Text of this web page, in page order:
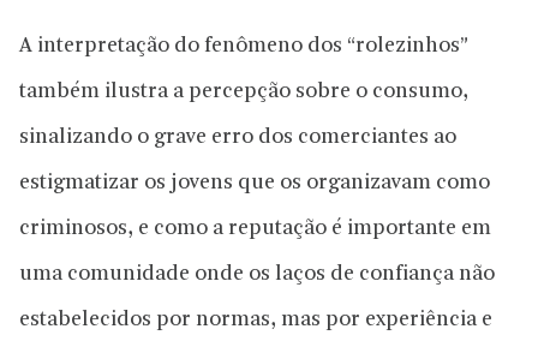
A interpretação do fenômeno dos “rolezinhos”
também ilustra a percepção sobre o consumo,
sinalizando o grave erro dos comerciantes ao
estigmatizar os jovens que os organizavam como
criminosos, e como a reputação é importante em
uma comunidade onde os laços de confiança não
estabelecidos por normas, mas por experiência e